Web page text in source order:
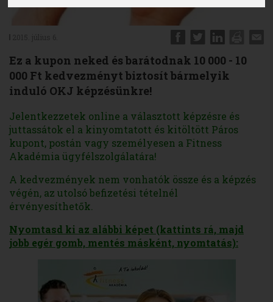
Ez a kupon neked és barátodnak 10 000 - 10
000 Ft kedvezményt biztosít bármelyik
induló OKJ képzésünkre!
Jelentkezzetek online a választott képzésre és
juttassátok el a kinyomtatott és kitöltött Páros
kupont, postán vagy személyesen a Fitness
Akadémia ügyfélszolgálatára!
A kedvezmények nem vonhatók össze és a képzés
végén, az utolsó befizetési tételnél
érvényesíthetők.
Nyomtasd ki az alábbi képet (kattints rá, majd
jobb egér gomb, mentés másként, nyomtatás):